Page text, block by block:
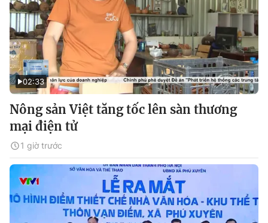
02:33
Nông sản Việt tăng tốc lên sàn thương
mại điện tử
1 giờ trước